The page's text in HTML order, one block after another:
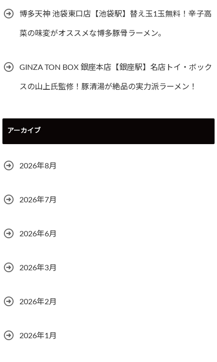
博多天神 池袋東口店【池袋駅】替え玉1玉無料！辛子高
菜の味変がオススメな博多豚骨ラーメン。
GINZA TON BOX 銀座本店【銀座駅】名店トイ・ボック
スの山上氏監修！豚清湯が絶品の実力派ラーメン！
アーカイブ
2026年8月
2026年7月
2026年6月
2026年3月
2026年2月
2026年1月